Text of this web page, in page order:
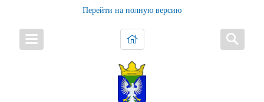
Перейти на полную версию